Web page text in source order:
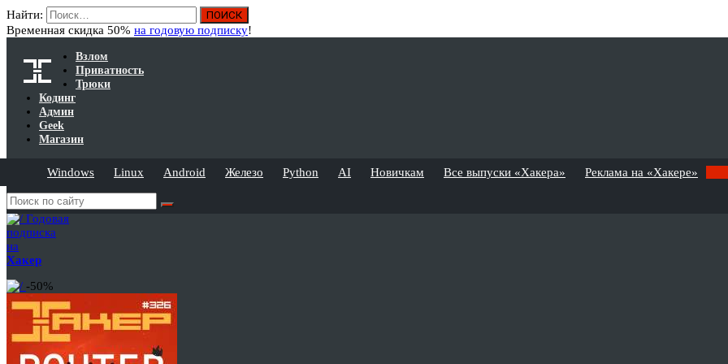
Найти:
Временная скидка 50% на годовую подписку!
Взлом
Приватность
Трюки
Кодинг
Админ
Geek
Магазин
Windows Linux Android Железо Python AI Новичкам Все выпуски «Хакера» Реклама на «Хакере»
Годовая
подписка
на
Хакер
-50%